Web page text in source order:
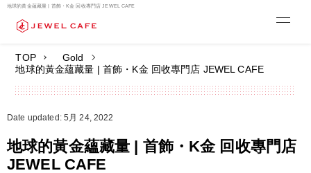
地球的黃金蘊藏量 | 首飾・K金 回收專門店 JEWEL CAFE
TOP
Gold
地球的黃金蘊藏量 | 首飾・K金 回收專門店 JEWEL CAFE
Date updated: 5月 24, 2022
地球的黃金蘊藏量 | 首飾・K金 回收專門店
JEWEL CAFE